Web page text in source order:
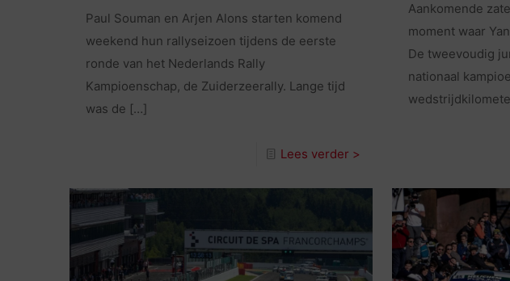
Paul Souman en Arjen Alons starten komend
weekend hun rallyseizoen tijdens de eerste
ronde van het Nederlands Rally
Kampioenschap, de Zuiderzeerally. Lange tijd
was de […]
Lees verder >
Aankomende
moment waar
De tweevoudig
nationaal